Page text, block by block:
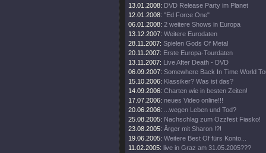
13.01.2008: DVD Release Party im Planet
12.01.2008: "Ed Force One"
06.01.2008: 2 weitere Shows in Europa
13.12.2007: Weitere Eurodaten
28.11.2007: Spielen Gods Of Metal
20.11.2007: Erste Europa-Tourdaten
13.11.2007: Live After Death - DVD
06.09.2007: Somewhere Back In Time World
15.10.2006: Klassiker? Was ist das?
14.09.2006: Charten wie in besten Zeiten!
17.07.2006: neues Video online!!!
20.06.2006:
...wegen Leben und Tod?
25.08.2005: Nachschlag zum Ozzfest Fiasko!
23.08.2005: Ärger mit Sharon !?!
19.06.2005: Weitere Best Of fürs Konto...
11.02.2005: live in Graz am 31.05.2005???